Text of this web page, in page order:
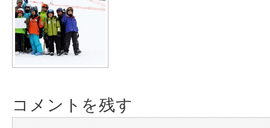
コメントを残す